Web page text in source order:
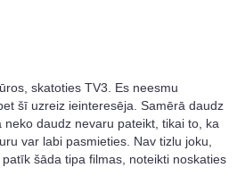
skatoties TV3. Es neesmu
šī uzreiz ieinteresēja. Samērā daudz
daudz nevaru pateikt, tikai to, ka
var labi pasmieties. Nav tizlu joku,
šāda tipa filmas, noteikti noskaties